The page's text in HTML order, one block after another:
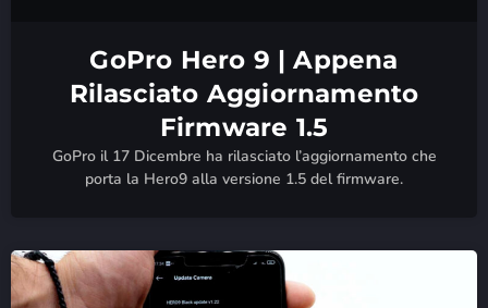
GoPro Hero 9 | Appena
Rilasciato Aggiornamento
Firmware 1.5
GoPro il 17 Dicembre ha rilasciato l’aggiornamento che
porta la Hero9 alla versione 1.5 del firmware.